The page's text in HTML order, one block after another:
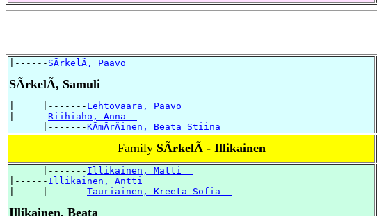
|------ SÃrkelÃ, Paavo
SÃrkelÃ, Samuli
|     |------- Lehtovaara, Paavo
|------Riihiaho, Anna
      |-------
KÃmÃrÃinen, Beata Stiina
Family SÃrkelÃ - Illikainen
      |-------
Illikainen, Matti
|------ Illikainen, Antti
|     |-------Tauriainen, Kreeta Sofia
Illikainen, Beata